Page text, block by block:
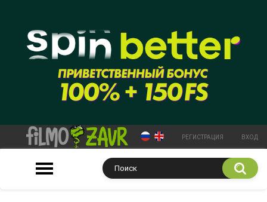
РЕГИСТРАЦИЯ ВХОД